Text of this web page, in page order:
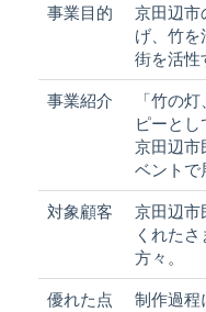
事業目的
京田辺市
げ、竹を
街を活性
事業紹介
「竹の
ピーと
京田辺市
ベントで
対象顧客
京田辺市
くれた
方々。
優れた点
制作過程